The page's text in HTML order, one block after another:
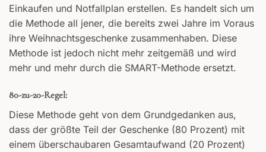
Einkaufen und Notfallplan erstellen. Es handelt sich um
die Methode all jener, die bereits zwei Jahre im Voraus
ihre Weihnachtsgeschenke zusammenhaben. Diese
Methode ist jedoch nicht mehr zeitgemäß und wird
mehr und mehr durch die SMART-Methode ersetzt.
80-zu-20-Regel:
Diese Methode geht von dem Grundgedanken aus,
dass der größte Teil der Geschenke (80 Prozent) mit
einem überschaubaren Gesamtaufwand (20 Prozent)